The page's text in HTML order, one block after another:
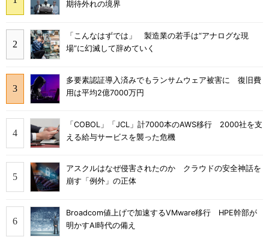
期待外れの境界
「こんなはずでは」 製造業の若手は“アナログな現
場”に幻滅して辞めていく
多要素認証導入済みでもランサムウェア被害に 復旧費
用は平均2億7000万円
「COBOL」「JCL」計7000本のAWS移行 2000社を支
える給与サービスを襲った危機
アスクルはなぜ侵害されたのか クラウドの安全神話を
崩す「例外」の正体
Broadcom値上げで加速するVMware移行 HPE幹部が
明かすAI時代の備え